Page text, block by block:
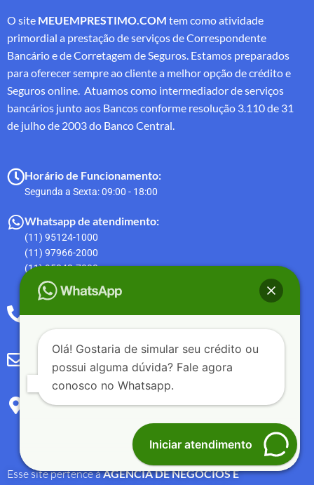
O site MEUEMPRESTIMO.COM tem como atividade
primordial a prestação de serviços de Correspondente
Bancário e de Corretagem de Seguros. Estamos preparados
para oferecer sempre ao cliente a melhor opção de crédito e
Seguros online. Atuamos como intermediador de serviços
bancários junto aos Bancos conforme resolução 3.110 de 31
de julho de 2003 do Banco Central.
Horário de Funcionamento:
Segunda a Sexta: 09:00 - 18:00
Whatsapp de atendimento:
(11) 95124-1000
(11) 97966-2000
(11) 95842-7000
(11) 94961-8000
Ouvidoria:
0800 771 9100
sac@agenciadecredito.com.br
Endereço:
Esse site pertence àAGÊNCIA DE NEGÓCIOS E
Olá! Gostaria de simular seu crédito ou
possui alguma dúvida? Fale agora
conosco no Whatsapp.
Iniciar atendimento